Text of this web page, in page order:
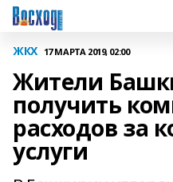
ЖКХ 17 МАРТА 2019, 02:00
Жители
получить
расходов за
услуги